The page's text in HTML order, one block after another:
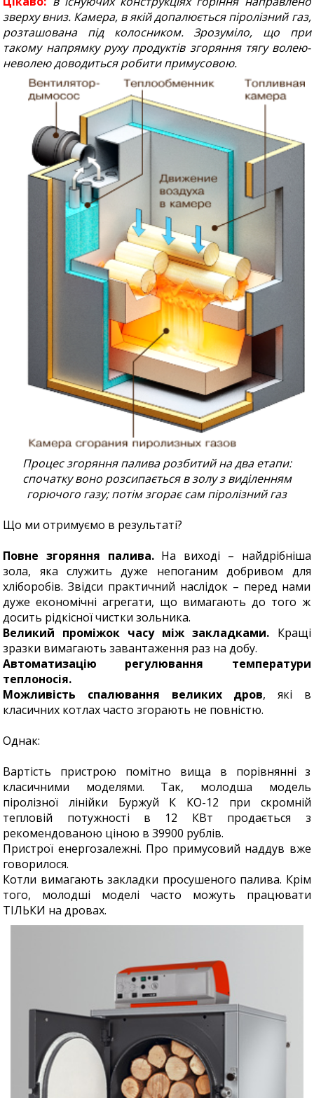
зверху вниз. Камера, в якій допалюється піролізний газ,
розташована під колосником. Зрозуміло, що при
такому напрямку руху продуктів згоряння тягу волею-
неволею доводиться робити примусовою.
Процес згоряння палива розбитий на два етапи:
спочатку воно розсипається в золу з виділенням
горючого газу; потім згорає сам піролізний газ
Що ми отримуємо в результаті?
Повне згоряння палива.На виході – найдрібніша
зола, яка служить дуже непоганим добривом для
хліборобів. Звідси практичний наслідок – перед нами
дуже економічні агрегати, що вимагають до того ж
досить рідкісної чистки зольника.
Великий проміжок часу між закладками. Кращі
зразки вимагають завантаження раз на добу.
Автоматизацію регулювання температури
теплоносія.
Можливість спалювання великих дров, які в
класичних котлах часто згорають не повністю.
Однак:
Вартість пристрою помітно вища в порівнянні з
класичними моделями. Так, молодша модель
піролізної лінійки Буржуй К КО-12 при скромній
тепловій потужності в 12 КВт продається з
рекомендованою ціною в 39900 рублів.
Пристрої енергозалежні. Про примусовий наддув вже
говорилося.
Котли вимагають закладки просушеного палива. Крім
того, молодші моделі часто можуть працювати
ТІЛЬКИ на дровах.